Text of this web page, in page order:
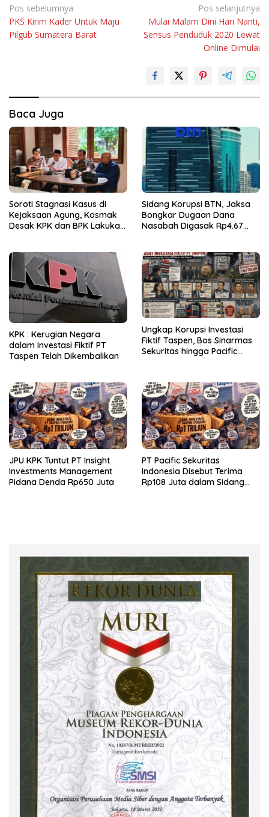
Navigasi
pos
Pos sebelumnya
PKS Kirim Kader Untuk Maju
Pilgub Sumatera Barat
Pos selanjutnya
Mulai Malam Dini Hari Nanti,
Sensus Penduduk 2020 Lewat
Online Dimulai
Baca Juga
Soroti Stagnasi Kasus di
Kejaksaan Agung, Kosmak
Desak KPK dan BPK Lakukan
Sidang Korupsi BTN, Jaksa
Bongkar Dugaan Dana
Nasabah Digasak Rp4.67
KPK : Kerugian Negara
dalam Investasi Fiktif PT
Taspen Telah Dikembalikan
Ungkap Korupsi Investasi
Fiktif Taspen, Bos Sinarmas
Sekuritas hingga Pacific
JPU KPK Tuntut PT Insight
Investments Management
Pidana Denda Rp650 Juta
PT Pacific Sekuritas
Indonesia Disebut Terima
Rp108 Juta dalam Sidang